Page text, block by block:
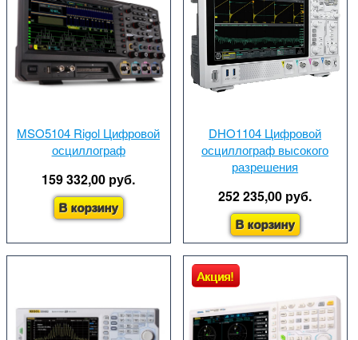
MSO5104 Rigol Цифровой
осциллограф
159 332,00 руб.
В корзину
DHO1104 Цифровой
осциллограф высокого
разрешения
252 235,00 руб.
В корзину
Акция!